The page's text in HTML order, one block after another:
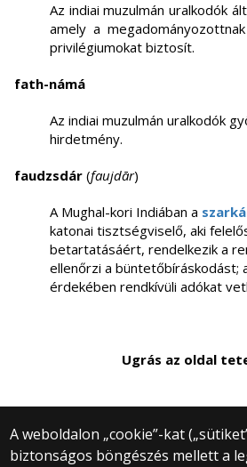
Az indiai muzulmán uralkodók
amely a
privilégiumokat biztosít.
fath-námá
Az indiai muzulmán uralkodók
hirdetmény.
faudzsdár (faujdār)
A Mughal-kori Indiában a
katonai tisztségviselő, aki
betartatásáért, rendelkezik a
ellenőrzi a büntetőbíráskodást;
érdekében rendkívüli adókat
Ugrás az oldal
A weboldalon „cookie”-kat
biztonságos böngészés mellett a
© 2025 Eötvös Loránd